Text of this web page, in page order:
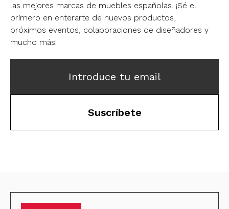
las mejores marcas de muebles españolas. ¡Sé el
primero en enterarte de nuevos productos,
próximos eventos, colaboraciones de diseñadores y
mucho más!
Introduce tu email
Suscríbete